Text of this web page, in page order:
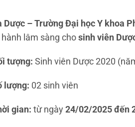
Dược – Trường Đại học Y khoa
lâm sàng chosinh viên
tượng: Sinh viên Dược 2020
lượng: 02 sinh viên
gian: từ ngày 24/02/2025 đến